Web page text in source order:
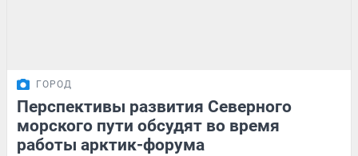
ГОРОД
Перспективы развития Северного
морского пути обсудят во время
работы арктик-форума